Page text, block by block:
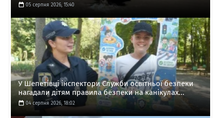
05 серпня 2026, 15:40
У Шепетівці інспектори Служби освітньої безпеки
нагадали дітям правила безпеки на канікулах...
04 серпня 2026, 18:02